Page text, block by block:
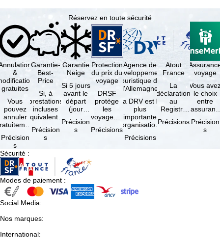
Réservez en toute sécurité
&
gratuites
Vous
pouvez
annuler
suivant
la
à …
Précision
s
Garantie-
Best-
Price
Si, à
prestations
incluses
équivalentes
réserve de
disponibilités,
Précision
s
Garantie
Neige
Si 5 jours
avant le
départ
(jour
d'arrivée),
tous les
domaines
Précision
s
Protection
du prix du
voyage
DRSF
protège
les
voyageurs
réservent
Précisions
Agence de
développement
touristique de
l'Allemagne
La DRV est la
plus
importante
organisation
professionnels
Précisions
Atout
France
La
déclaration
au
Registre
Opérateurs
Précisions
voyage
Vous
le choix
entre
et
Précision
s
Sécurité :
Modes de paiement :
Social Media:
Nos marques:
International: